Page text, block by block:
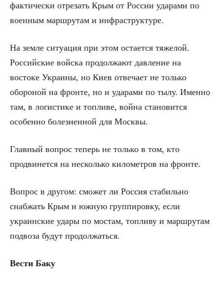
фактически отрезать Крым от России ударами по
военным маршрутам и инфраструктуре.
На земле ситуация при этом остается тяжелой.
Российские войска продолжают давление на
востоке Украины, но Киев отвечает не только
обороной на фронте, но и ударами по тылу. Именно
там, в логистике и топливе, война становится
особенно болезненной для Москвы.
Главный вопрос теперь не только в том, кто
продвинется на несколько километров на фронте.
Вопрос в другом: сможет ли Россия стабильно
снабжать Крым и южную группировку, если
украинские удары по мостам, топливу и маршрутам
подвоза будут продолжаться.
Вести Баку